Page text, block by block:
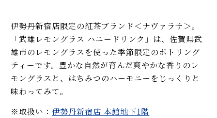
伊勢丹新宿店限定の紅茶ブランド＜ナヴァラサ＞。
「武雄レモングラス ハニードリンク」は、佐賀県武
雄市のレモングラスを使った季節限定のボトリング
ティーです。豊かな自然が育んだ爽やかな香りのレ
モングラスと、はちみつのハーモニーをじっくりと
味わってみて。
※取扱い： 伊勢丹新宿店 本館地下1階